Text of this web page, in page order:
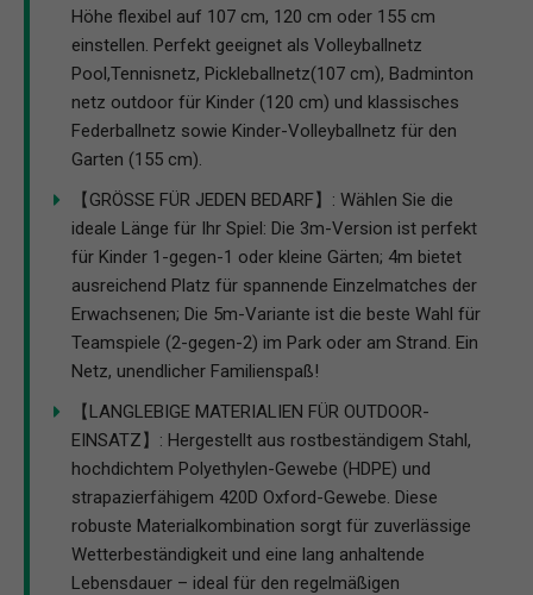
Höhe flexibel auf 107 cm, 120 cm oder 155 cm
einstellen. Perfekt geeignet als Volleyballnetz
Pool,Tennisnetz, Pickleballnetz(107 cm), Badminton
netz outdoor für Kinder (120 cm) und klassisches
Federballnetz sowie Kinder-Volleyballnetz für den
Garten (155 cm).
【GRÖSSE FÜR JEDEN BEDARF】: Wählen Sie die
ideale Länge für Ihr Spiel: Die 3m-Version ist perfekt
für Kinder 1-gegen-1 oder kleine Gärten; 4m bietet
ausreichend Platz für spannende Einzelmatches der
Erwachsenen; Die 5m-Variante ist die beste Wahl für
Teamspiele (2-gegen-2) im Park oder am Strand. Ein
Netz, unendlicher Familienspaß!
【LANGLEBIGE MATERIALIEN FÜR OUTDOOR-
EINSATZ】: Hergestellt aus rostbeständigem Stahl,
hochdichtem Polyethylen-Gewebe (HDPE) und
strapazierfähigem 420D Oxford-Gewebe. Diese
robuste Materialkombination sorgt für zuverlässige
Wetterbeständigkeit und eine lang anhaltende
Lebensdauer – ideal für den regelmäßigen